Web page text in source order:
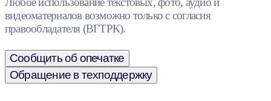
видеоматериалов возможно только с согласия
правообладателя (ВГТРК).
Сообщить об опечатке
Обращение в техподдержку